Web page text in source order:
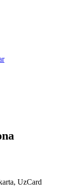
UzCard